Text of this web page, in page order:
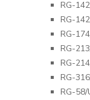
RG-
RG-
RG-
RG-
RG-
RG-
RG-58/